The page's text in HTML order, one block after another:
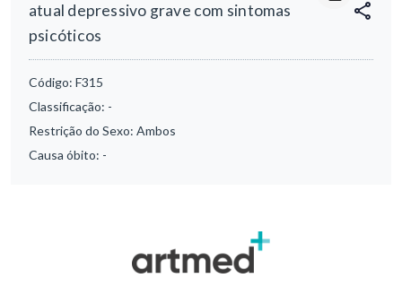
atual depressivo grave com sintomas
psicóticos
Código: F315
Classificação: -
Restrição do Sexo: Ambos
Causa óbito: -